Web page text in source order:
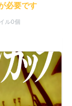
必要です
ル0個